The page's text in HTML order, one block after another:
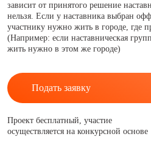
зависит от принятого решение
нельзя. Если у наставника выбран
участнику нужно жить в городе, где
(Например: если наставническая
жить нужно в этом же городе)
Подать заявку
Проект бесплатный, участие
осуществляется на конкурсной основе